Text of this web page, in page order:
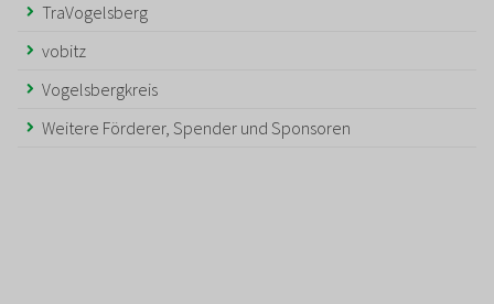
TraVogelsberg
vobitz
Vogelsbergkreis
Weitere Förderer, Spender und Sponsoren